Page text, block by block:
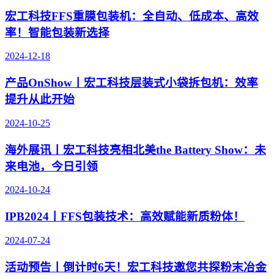
宏工科技FFS重膜包装机：全自动、低成本、高效
率！智能包装新选择
2024-12-18
产品OnShow丨宏工科技层装式小袋拆包机：效率
提升从此开始
2024-10-25
海外展讯丨宏工科技亮相北美the Battery Show：未
来电池，今日引领
2024-10-24
IPB2024丨FFS包装技术：高效赋能新质粉体！
2024-07-24
活动预告丨倒计时6天！宏工科技邀您共探粉末冶金